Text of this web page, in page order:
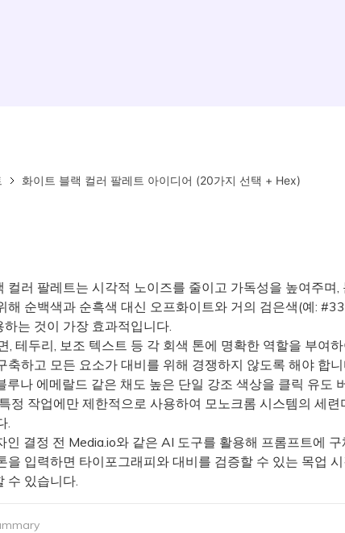
화이트 블랙 컬러 팔레트 아이디어 (20가지 선택 + Hex)
컬러 팔레트는 시각적 노이즈를 줄이고 가독성을 높여주며,
해 순백색과 순흑색 대신 오프화이트와 거의 검은색(예:
하는 것이 가장 효과적입니다.
테두리, 보조 텍스트 등 각 회색 톤에 명확한 역할을 부여
축하고 모든 요소가 대비를 위해 경쟁하지 않도록 해야 합니
나 에메랄드 같은 채도 높은 단일 강조 색상을 클릭 유도
정 작업에만 제한적으로 사용하여 모노크롬 시스템의 세련
.
결정 전 Media.io와 같은 AI 도구를 활용해 프롬프트에 구
을 입력하면 타이포그래피와 대비를 검증할 수 있는 목업
수 있습니다.